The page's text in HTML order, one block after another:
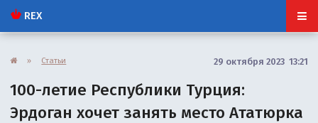
REX
» Статьи 29 октября 2023 13:21
100-летие Республики Турция:
Эрдоган хочет занять место Ататюрка